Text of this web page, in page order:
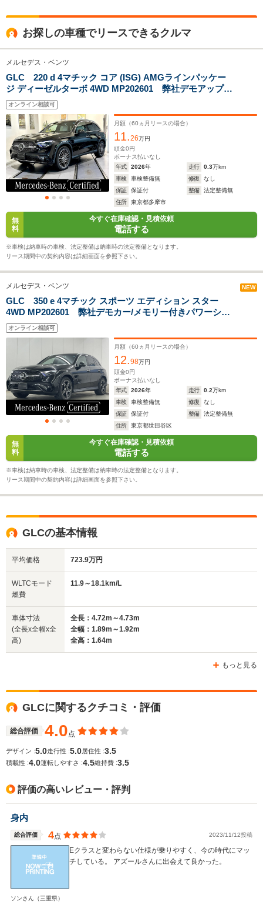
サイズ
WLTCモード
燃費
駆動方式
1.6m～1.61m
全幅
1.89m～1.92m
ホイールベース
-m
11.9～18.2km/L
└市街地:9.2～
└郊外:12.1～
└高速道路:13.4～
20.4km/L
4WD
1.7m
全幅
1.84m～1.85m
全長
12.0～17.5km/L
└市街地:8.8～
└郊外:12.1～
FF、4WD
お探しの車種でリースできるクルマ
メルセデス・ベンツ
GLC 220 d 4マチック コア (ISG) AMGラインパッケー
ジ ディーゼルターボ 4WD MP202601 弊社デモアップ/
白内装/ワンオーナー/メモリー付きパワーシート/シートヒ
ーター/全方位カメラ/アンビエントライト/純正ドラレコ/
メルセデスme/MBUX/電動リアゲート/メルセデスケア
オンライン相談可
月額（60 ヵ月リースの場合）
11.26万円
頭金0円
ボーナス払いなし
年式
2026年 走行 0.3万km
車検
車検整備無 修復
なし
保証
保証付 整備
法定整備無
住所
東京都多摩市
無
料
今すぐ在庫確認・見積依頼
電話する
※車検は納車時の車検、法定整備は納車時の法定整備となります。
リース期間中の契約内容は詳細画面を参照下さい。
メルセデス・ベンツ NEW
GLC 350 e 4マチック スポーツ エディション スター
4WD MP202601 弊社デモカー/メモリー付きパワーシー
ト/シートヒーター&ベンチレーター/パノラミックスライ
ディングルーフ/ヘッドアップディスプレイ/360カメラシ
ステム/AMGレザーエクスクルーシブパッケー
ジ/Bluetooth接続/
オンライン相談可
月額（60 ヵ月リースの場合）
12.98万円
頭金0円
ボーナス払いなし
年式
2026年 走行 0.2万km
車検
車検整備無 修復
なし
保証
保証付 整備
法定整備無
住所
東京都世田谷区
無
料
今すぐ在庫確認・見積依頼
電話する
※車検は納車時の車検、法定整備は納車時の法定整備となります。
リース期間中の契約内容は詳細画面を参照下さい。
GLCの基本情報
平均価格 723.9万円
WLTCモード
燃費
11.9～18.1km/L
車体寸法
(全長x全幅x全
高)
全長：4.72m～4.73m
全幅：1.89m～1.92m
全高：1.64m
もっと見る
GLCに関するクチコミ・評価
総合評価 4.0点
デザイン :5.0走行性 :5.0居住性 :3.5
積載性 :4.0運転しやすさ :4.5維持費 :3.5
評価の高いレビュー・評判
身内
総合評価 4点 2023/11/12投稿
Eクラスと変わらない仕様が乗りやすく、今の時代にマッ
チしている。 アズールさんに出会えて良かった。
ソンさん （三重県）